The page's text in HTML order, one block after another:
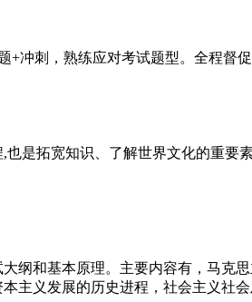
+冲刺，熟练应对考试题型。全程督
也是拓宽知识、了解世界文化的重要
纲和基本原理。主要内容有，马克
主义发展的历史进程，社会主义社